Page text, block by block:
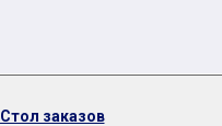
Стол заказов